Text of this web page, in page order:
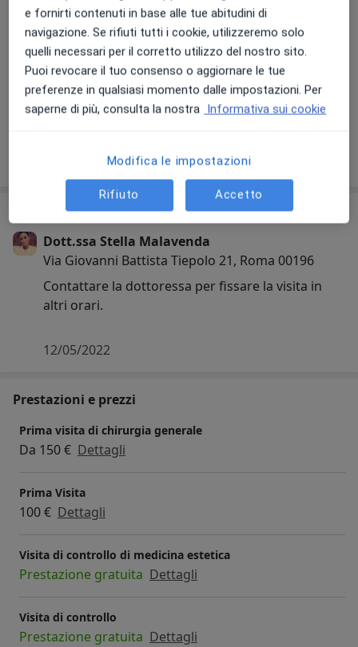
raggiungimento di un buon risultato duraturo nel
tempo, nonché della soddisfazione del paziente.
Visualizza galleria (56)
Mostra dettaglisull'esperienza
Comunicazioni importanti
Dott.ssa Stella Malavenda
Via Giovanni Battista Tiepolo 21, Roma 00196
Contattare la dottoressa per fissare la visita in
altri orari.
12/05/2022
Prestazioni e prezzi
Prima visita di chirurgia generale
Da 150 € Dettagli
Prima Visita
100 € Dettagli
Visita di controllo di medicina estetica
Prestazione gratuita Dettagli
Visita di controllo
Prestazione gratuita Dettagli
e fornirti contenuti in base alle tue abitudini di
navigazione. Se rifiuti tutti i cookie, utilizzeremo solo
quelli necessari per il corretto utilizzo del nostro sito.
Puoi revocare il tuo consenso o aggiornare le tue
preferenze in qualsiasi momento dalle impostazioni. Per
saperne di più, consulta la nostra Informativa sui cookie
Modifica le impostazioni
Rifiuto Accetto